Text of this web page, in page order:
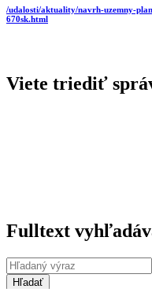
/udalosti/aktuality/navrh-uzemny-
670sk.html
Viete triediť
Fulltext
Hľadať